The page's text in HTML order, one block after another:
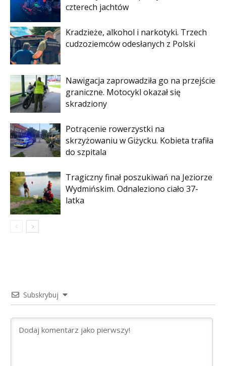
czterech jachtów
Kradzieże, alkohol i narkotyki. Trzech
cudzoziemców odesłanych z Polski
Nawigacja zaprowadziła go na przejście
graniczne. Motocykl okazał się
skradziony
Potrącenie rowerzystki na
skrzyżowaniu w Giżycku. Kobieta trafiła
do szpitala
Tragiczny finał poszukiwań na Jeziorze
Wydmińskim. Odnaleziono ciało 37-
latka
Subskrybuj